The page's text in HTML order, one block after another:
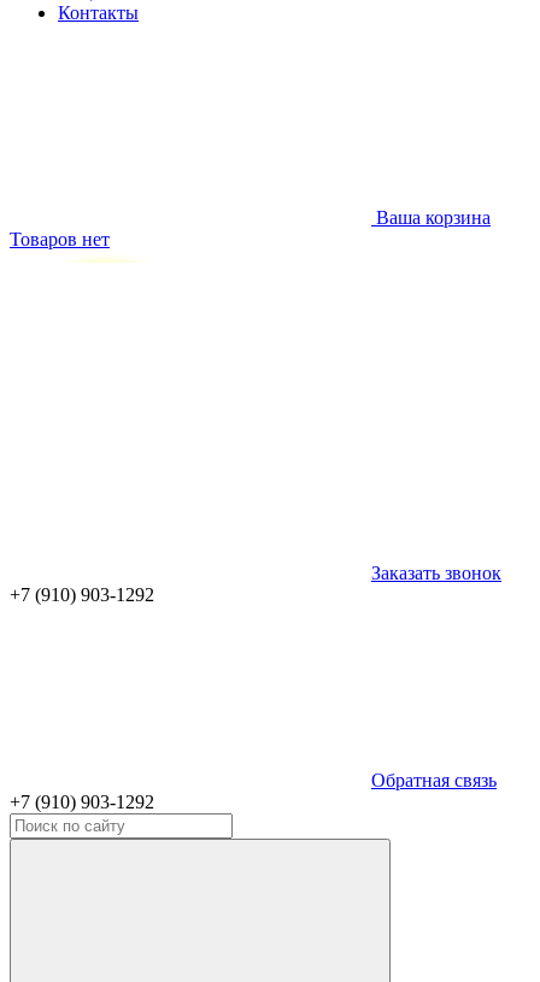
Контакты
Ваша корзина
Товаров нет
Заказать звонок
+7 (910) 903-1292
Обратная связь
+7 (910) 903-1292